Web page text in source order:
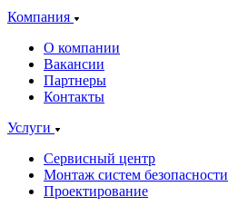
Компания
О компании
Вакансии
Партнеры
Контакты
Услуги
Сервисный центр
Монтаж систем безопасности
Проектирование